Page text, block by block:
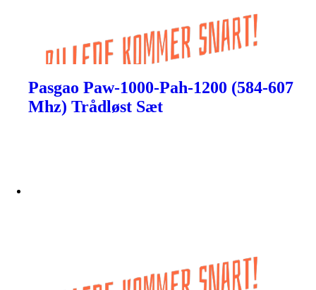
Pasgao Paw-1000-Pah-1200 (584-607
Mhz) Trådløst Sæt